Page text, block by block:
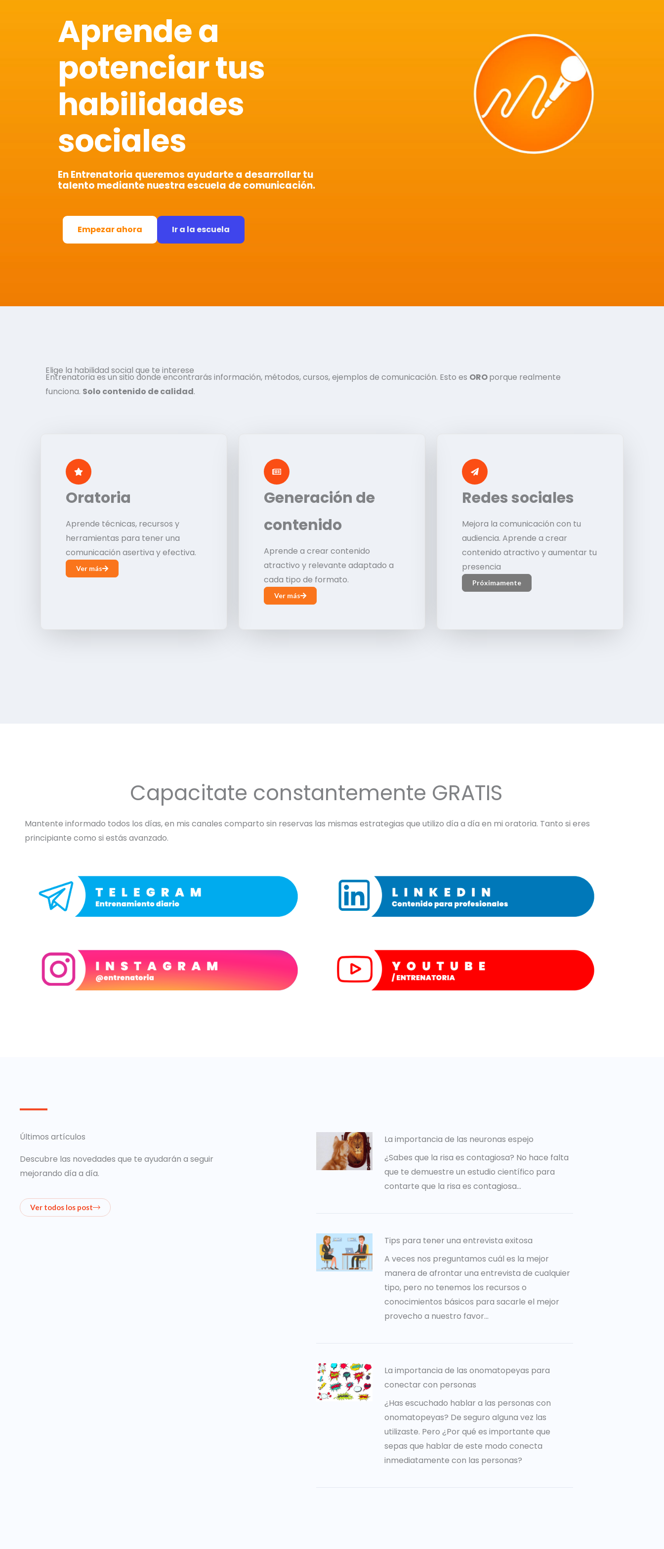
Aprende a
potenciar tus
habilidades
sociales
En Entrenatoria queremos ayudarte a desarrollar tu
talento mediante nuestra escuela de comunicación.
Empezar ahora Ir a la escuela
Elige la habilidad social que te interese
Entrenatoria es un sitio donde encontrarás información, métodos, cursos, ejemplos de comunicación. Esto es OROporque realmente
funciona. Solo contenido de calidad.
Oratoria
Aprende técnicas, recursos y
herramientas para tener una
comunicación asertiva y efectiva.
Ver más
Generación de
contenido
Aprende a crear contenido
atractivo y relevante adaptado a
cada tipo de formato.
Ver más
Redes sociales
Mejora la comunicación con tu
audiencia. Aprende a crear
contenido atractivo y aumentar tu
presencia
Próximamente
Capacitate constantemente GRATIS
Mantente informado todos los días, en mis canales comparto sin reservas las mismas estrategias que utilizo día a día en mi oratoria. Tanto si eres
principiante como si estás avanzado.
Últimos artículos
Descubre las novedades que te ayudarán a seguir
mejorando día a día.
Ver todos los post
La importancia de las neuronas espejo
¿Sabes que la risa es contagiosa? No hace falta
que te demuestre un estudio científico para
contarte que la risa es contagiosa…
Tips para tener una entrevista exitosa
A veces nos preguntamos cuál es la mejor
manera de afrontar una entrevista de cualquier
tipo, pero no tenemos los recursos o
conocimientos básicos para sacarle el mejor
provecho a nuestro favor...
La importancia de las onomatopeyas para
conectar con personas
¿Has escuchado hablar a las personas con
onomatopeyas? De seguro alguna vez las
utilizaste. Pero ¿Por qué es importante que
sepas que hablar de este modo conecta
inmediatamente con las personas?